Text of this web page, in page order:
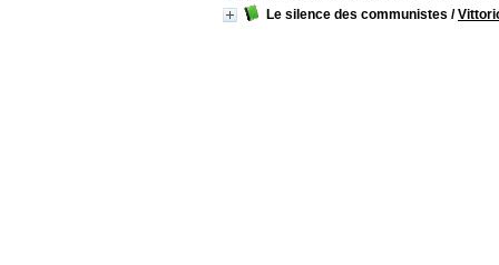
Le silence des communistes /